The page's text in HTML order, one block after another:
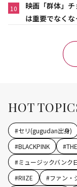
10
映画「群体」
は重要でなくな
HOT
#セリ(gugudan出身)
#BLACKPINK #
#ミュージックバンク
#RIIZE #ファン・